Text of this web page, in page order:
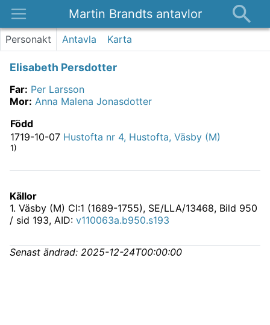
Martin Brandts antavlor
Platser
Kontakt
Personakt Antavla Karta
Elisabeth Persdotter
Far: Per Larsson
Mor: Anna Malena Jonasdotter
Född
1719-10-07 Hustofta nr 4, Hustofta, Väsby (M)
1)
Källor
1. Väsby (M) CI:1 (1689-1755), SE/LLA/13468, Bild 950
/ sid 193, AID: v110063a.b950.s193
Senast ändrad: 2025-12-24T00:00:00